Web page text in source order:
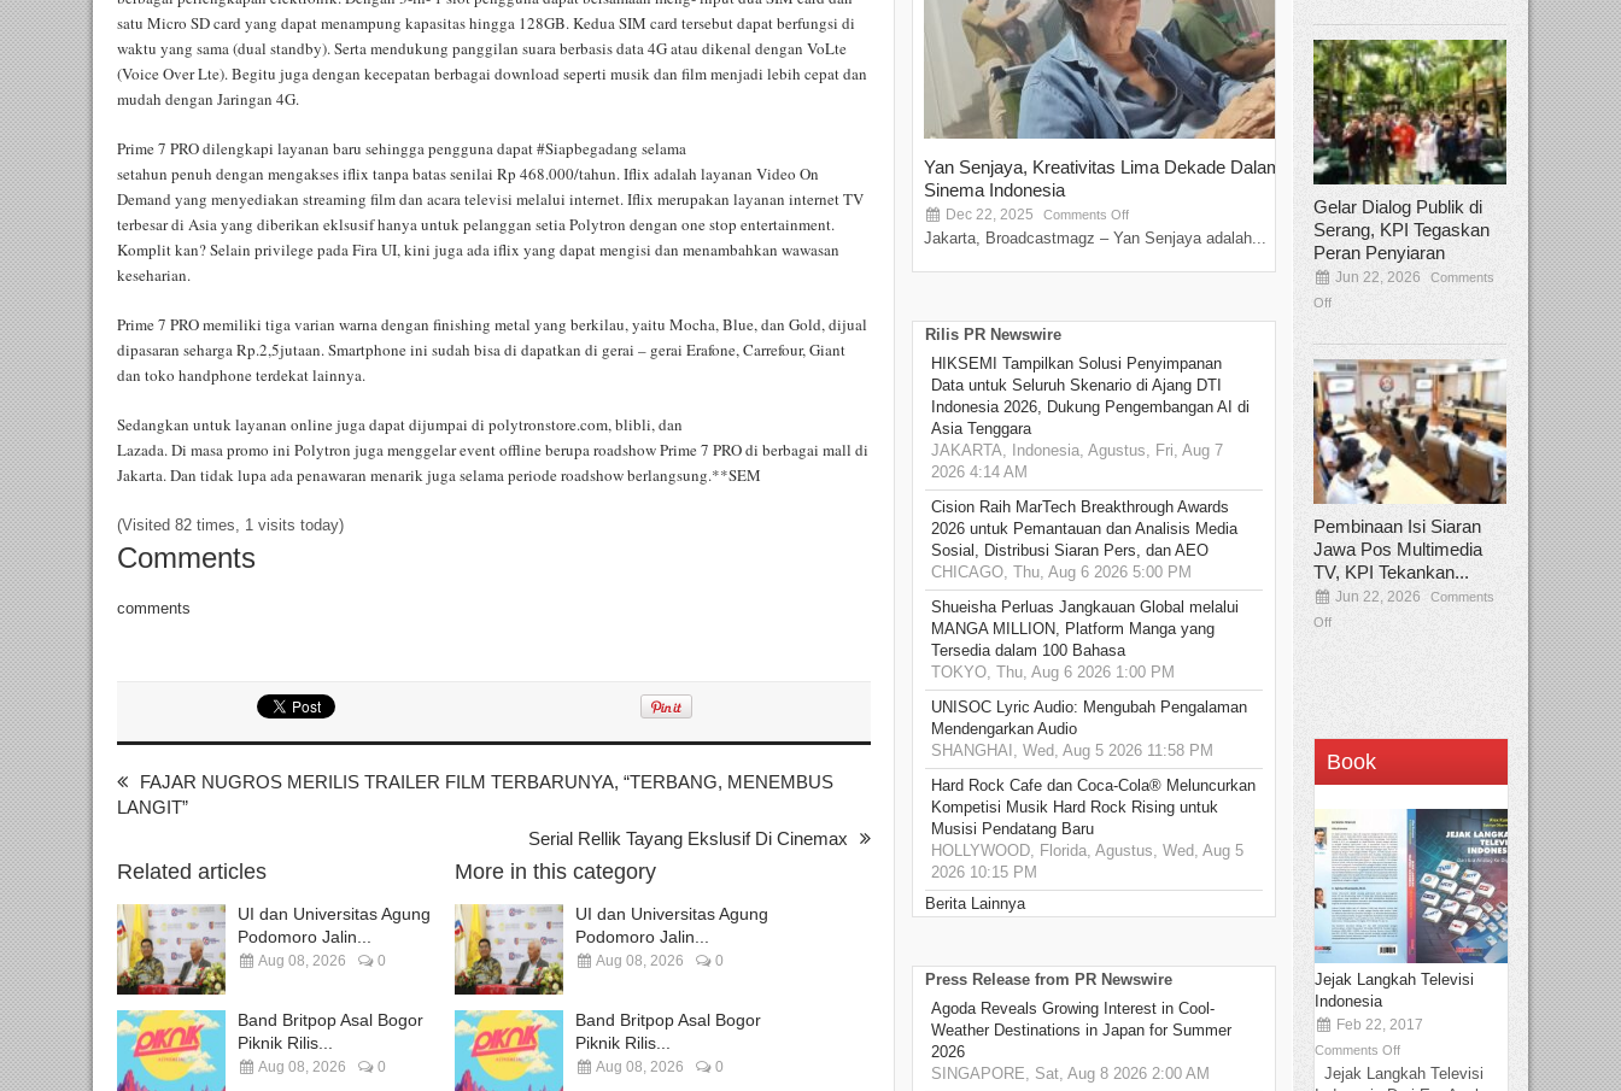
satu Micro SD card yang dapat menampung kapasitas hingga 128GB. Kedua SIM card tersebut dapat berfungsi di
waktu yang sama (dual standby). Serta mendukung panggilan suara berbasis data 4G atau dikenal dengan VoLte
(Voice Over Lte). Begitu juga dengan kecepatan berbagai download seperti musik dan film menjadi lebih cepat dan
mudah dengan Jaringan 4G.
Prime 7 PRO dilengkapi layanan baru sehingga pengguna dapat #Siapbegadang selama
setahun penuh dengan mengakses iflix tanpa batas senilai Rp 468.000/tahun. Iflix adalah layanan Video On
Demand yang menyediakan streaming film dan acara televisi melalui internet. Iflix merupakan layanan internet TV
terbesar di Asia yang diberikan eklsusif hanya untuk pelanggan setia Polytron dengan one stop entertainment.
Komplit kan? Selain privilege pada Fira UI, kini juga ada iflix yang dapat mengisi dan menambahkan wawasan
keseharian.
Prime 7 PRO memiliki tiga varian warna dengan finishing metal yang berkilau, yaitu Mocha, Blue, dan Gold, dijual
dipasaran seharga Rp.2,5jutaan. Smartphone ini sudah bisa di dapatkan di gerai – gerai Erafone, Carrefour, Giant
dan toko handphone terdekat lainnya.
Sedangkan untuk layanan online juga dapat dijumpai di polytronstore.com, blibli, dan
Lazada. Di masa promo ini Polytron juga menggelar event offline berupa roadshow Prime 7 PRO di berbagai mall di
Jakarta. Dan tidak lupa ada penawaran menarik juga selama periode roadshow berlangsung.**SEM
(Visited 82 times, 1 visits today)
Comments
comments
FAJAR NUGROS MERILIS TRAILER FILM TERBARUNYA, “TERBANG, MENEMBUS
LANGIT”
Serial Rellik Tayang Ekslusif Di Cinemax
Related articles
UI dan Universitas Agung
Podomoro Jalin...
Aug 08, 2026 0
Band Britpop Asal Bogor
Piknik Rilis...
Aug 08, 2026 0
More in this category
UI dan Universitas Agung
Podomoro Jalin...
Aug 08, 2026 0
Band Britpop Asal Bogor
Piknik Rilis...
Aug 08, 2026 0
Yan Senjaya, Kreativitas Lima Dekade Dalam
Sinema Indonesia
Dec 22, 2025 Comments Off
Jakarta, Broadcastmagz – Yan Senjaya adalah...
Tamee Irelly Menjadi Juri Open
Film Terbaru...
Sep 08, 2025 Comments Off
Bekasi, Broadcastmagz – Dalam upaya
talenta...
Rilis PR Newswire
HIKSEMI Tampilkan Solusi Penyimpanan
Data untuk Seluruh Skenario di Ajang DTI
Indonesia 2026, Dukung Pengembangan AI di
Asia Tenggara
JAKARTA, Indonesia, Agustus, Fri, Aug 7
2026 4:14 AM
Cision Raih MarTech Breakthrough Awards
2026 untuk Pemantauan dan Analisis Media
Sosial, Distribusi Siaran Pers, dan AEO
CHICAGO, Thu, Aug 6 2026 5:00 PM
Shueisha Perluas Jangkauan Global melalui
MANGA MILLION, Platform Manga yang
Tersedia dalam 100 Bahasa
TOKYO, Thu, Aug 6 2026 1:00 PM
UNISOC Lyric Audio: Mengubah Pengalaman
Mendengarkan Audio
SHANGHAI, Wed, Aug 5 2026 11:58 PM
Hard Rock Cafe dan Coca-Cola® Meluncurkan
Kompetisi Musik Hard Rock Rising untuk
Musisi Pendatang Baru
HOLLYWOOD, Florida, Agustus, Wed, Aug 5
2026 10:15 PM
Berita Lainnya
Press Release from PR Newswire
Agoda Reveals Growing Interest in Cool-
Weather Destinations in Japan for Summer
2026
SINGAPORE, Sat, Aug 8 2026 2:00 AM
Gelar Dialog Publik di
Serang, KPI Tegaskan
Peran Penyiaran
Jun 22, 2026
Comments
Off
Pembinaan Isi Siaran
Jawa Pos Multimedia
TV, KPI Tekankan...
Jun 22, 2026
Comments
Off
Book
Jejak Langkah Televisi
Indonesia
Feb 22, 2017
Comments Off
Jejak Langkah Televisi